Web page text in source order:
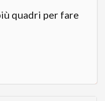
quadri per fare